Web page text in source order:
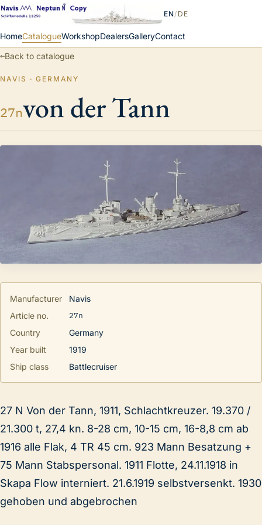
HomeCatalogueWorkshopDealersGalleryContact
EN/ DE
←Back to catalogue
NAVIS · GERMANY
27nvon der Tann
Manufacturer
Navis
Article no.
27n
Country
Germany
Year built
1919
Ship class
Battlecruiser
27 N Von der Tann, 1911, Schlachtkreuzer. 19.370 /
21.300 t, 27,4 kn. 8-28 cm, 10-15 cm, 16-8,8 cm ab
1916 alle Flak, 4 TR 45 cm. 923 Mann Besatzung +
75 Mann Stabspersonal. 1911 Flotte, 24.11.1918 in
Skapa Flow interniert. 21.6.1919 selbstversenkt. 1930
gehoben und abgebrochen